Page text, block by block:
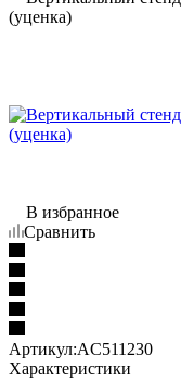
(уценка)
В избранное
Сравнить
Артикул:AC511230
Характеристики